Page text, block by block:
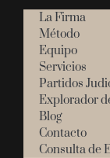
La Firma
Método
Equipo
Servicios
Partidos
Explorador
Blog
Contacto
Consulta de